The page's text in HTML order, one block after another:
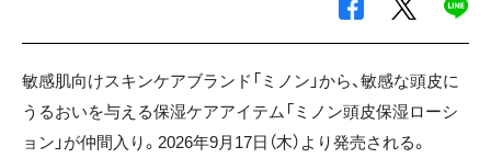
敏感肌向けスキンケアブランド「ミノン」から、敏感な頭皮に
うるおいを与える保湿ケアアイテム「ミノン頭皮保湿ローシ
ョン」が仲間入り。2026年9月17日（木）より発売される。